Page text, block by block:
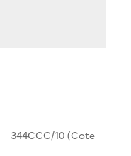
344CCC/10 (Cote